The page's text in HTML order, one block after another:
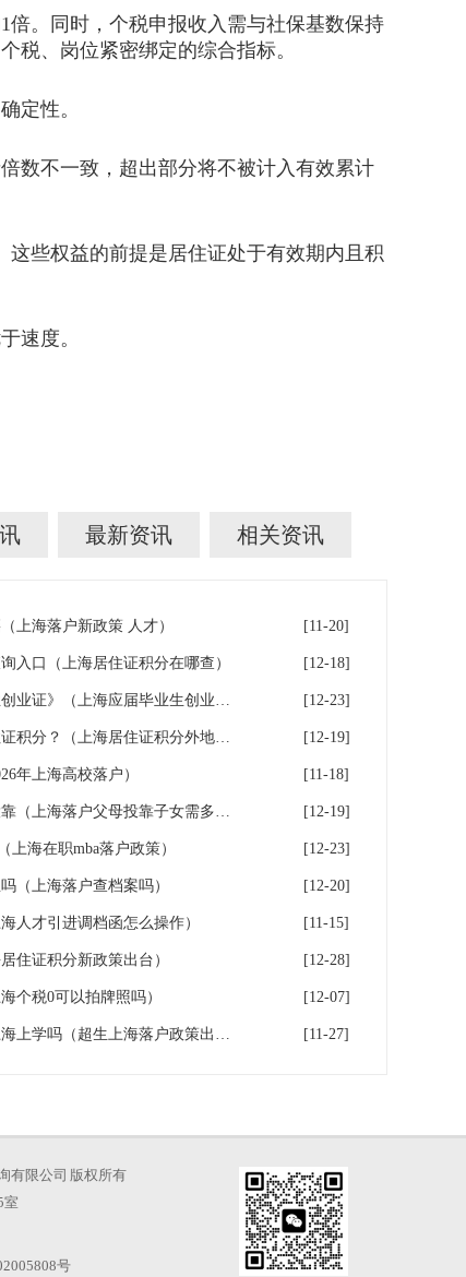
。同时，个税申报收入需与社保基数保持
税、岗位紧密绑定的综合指标。
定性。
数不一致，超出部分将不被计入有效累计
些权益的前提是居住证处于有效期内且积
速度。
最新资讯 相关资讯
上海落户新政策 人才） [11-20]
入口（上海居住证积分在哪查） [12-18]
成功落户上海后，如何办理《就业创业证》（上海应届毕业生创业落户） [12-23]
辟谣！外地学历不能申请上海居住证积分？（上海居住证积分外地大专可以吗） [12-19]
年上海高校落户） [11-18]
2026年上海户口迁移流程之父母投靠（上海落户父母投靠子女需多长时间） [12-19]
上海在职mba落户政策） [12-23]
（上海落户查档案吗） [12-20]
人才引进调档函怎么操作） [11-15]
住证积分新政策出台） [12-28]
个税0可以拍牌照吗） [12-07]
超生能否在上海落户？超生能在上海上学吗（超生上海落户政策出台） [11-27]
有限公司 版权所有
室
号